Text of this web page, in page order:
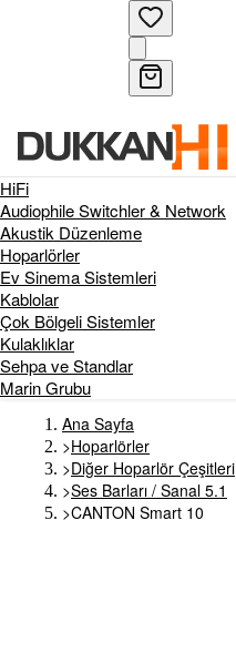
HiFi
Audiophile Switchler & Network
Akustik Düzenleme
Hoparlörler
Ev Sinema Sistemleri
Kablolar
Çok Bölgeli Sistemler
Kulaklıklar
Sehpa ve Standlar
Marin Grubu
Ana Sayfa
>Hoparlörler
>Diğer Hoparlör Çeşitleri
>Ses Barları / Sanal 5.1
>CANTON Smart 10